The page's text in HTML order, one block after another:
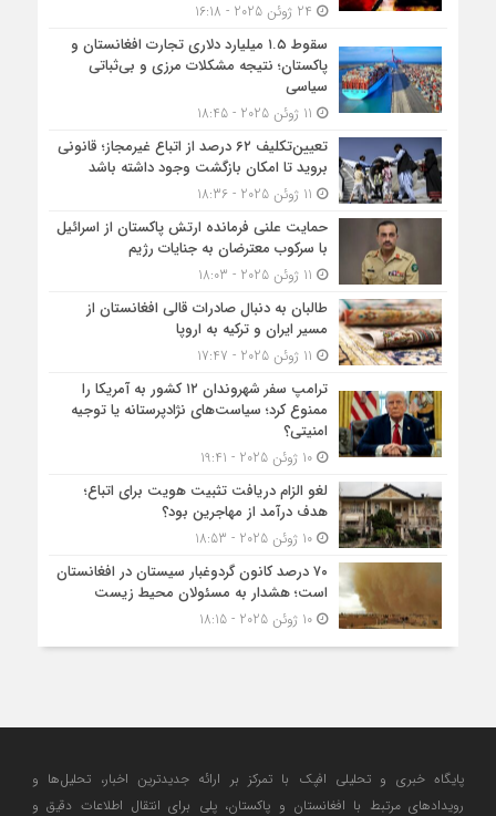
سقوط ۱.۵ میلیارد دلاری تجارت افغانستان و
پاکستان؛ نتیجه مشکلات مرزی و بی‌ثباتی
سیاسی
تعیین‌تکلیف ۶۲ درصد از اتباع غیرمجاز؛ قانونی
بروید تا امکان بازگشت وجود داشته باشد
حمایت علنی فرمانده ارتش پاکستان از اسرائیل
با سرکوب معترضان به جنایات رژیم
طالبان به دنبال صادرات قالی افغانستان از
مسیر ایران و ترکیه به اروپا
ترامپ سفر شهروندان ۱۲ کشور به آمریکا را
ممنوع کرد؛ سیاست‌های نژادپرستانه یا توجیه
امنیتی؟
10 ژوئن 2025 - 19:41
لغو الزام دریافت تثبیت هویت برای اتباع؛
هدف درآمد از مهاجرین بود؟
10 ژوئن 2025 - 18:53
۷۰ درصد کانون گردوغبار سیستان در افغانستان
است؛ هشدار به مسئولان محیط زیست
10 ژوئن 2025 - 18:15
پایگاه خبری و تحلیلی افپک با تمرکز بر ارائه جدیدترین اخبار، تحلیل‌ها و
رویدادهای مرتبط با افغانستان و پاکستان، پلی برای انتقال اطلاعات دقیق و